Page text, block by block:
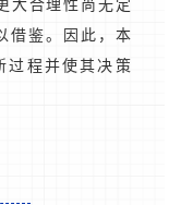
大合理性尚无定
借鉴。因此，本
过程并使其决策